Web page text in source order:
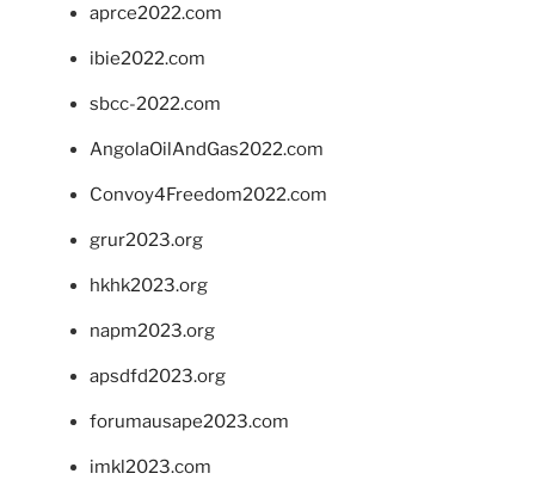
aprce2022.com
ibie2022.com
sbcc-2022.com
AngolaOilAndGas2022.com
Convoy4Freedom2022.com
grur2023.org
hkhk2023.org
napm2023.org
apsdfd2023.org
forumausape2023.com
imkl2023.com